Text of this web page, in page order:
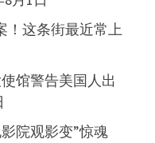
！这条街最近常上
馆警告美国人出
院观影变”惊魂